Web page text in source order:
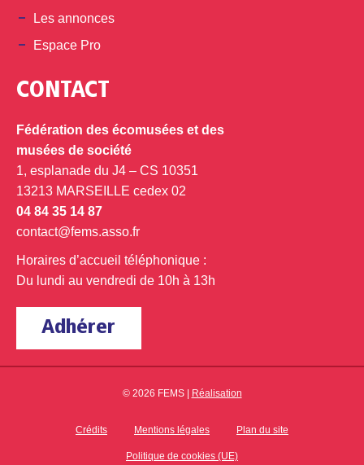
Les annonces
Espace Pro
CONTACT
Fédération des écomusées et des
musées de société
1, esplanade du J4 – CS 10351
13213 MARSEILLE cedex 02
04 84 35 14 87
contact@fems.asso.fr
Horaires d’accueil téléphonique :
Du lundi au vendredi de 10h à 13h
Adhérer
© 2026 FEMS | Réalisation
Crédits Mentions légales Plan du site
Politique de cookies (UE)